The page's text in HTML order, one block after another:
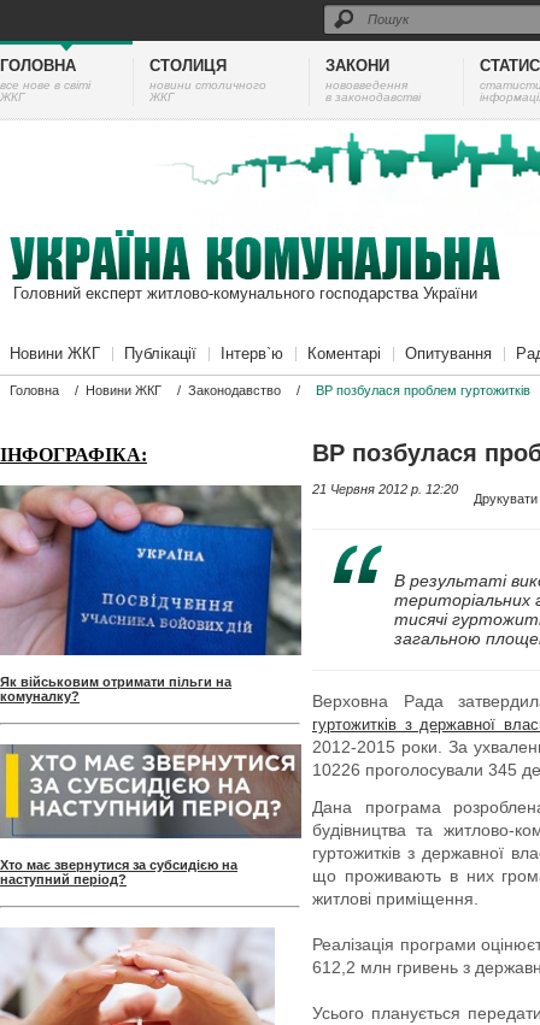
ГОЛОВНА
все нове в світі
ЖКГ
СТОЛИЦЯ
новини столичного
ЖКГ
ЗАКОНИ
нововведення
в законодавстві
Головний експерт житлово-комунального господарства України
Новини ЖКГ Публікації Інтерв`ю Коментарі Опитування
Головна / Новини ЖКГ / Законодавство / ВР позбулася проблем гуртожитків
ІНФОГРАФІКА:
Як військовим отримати пільги на
комуналку?
Хто має звернутися за субсидією на
наступний період?
ВР позбулася
21 Червня 2012 p. 12:20
Друкувати
В результаті
територіальних
тисячі
загальною
Верховна Рада
гуртожитків з державної
2012-2015 роки. За
10226 проголосували 345
Дана програма
будівництва та житлово-
гуртожитків з державної
що проживають в них
житлові приміщення.
Реалізація програми
612,2 млн гривень з
Усього планується